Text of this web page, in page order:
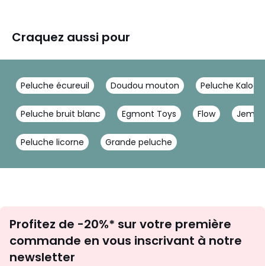
Craquez aussi pour
Peluche écureuil Doudou mouton Peluche Kaloo
Peluche bruit blanc Egmont Toys Flow Jemini
Peluche licorne Grande peluche
newsletter
Profitez de -20%* sur votre première
commande en vous inscrivant à notre
newsletter